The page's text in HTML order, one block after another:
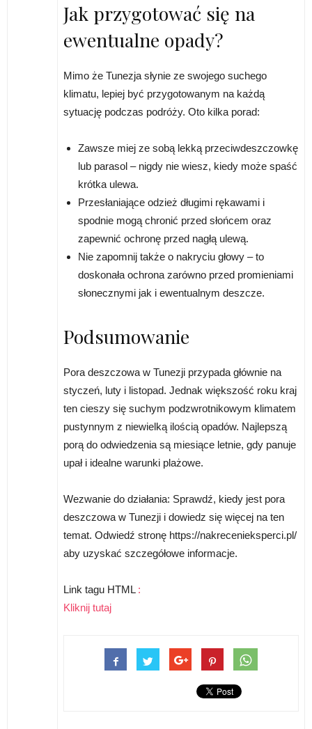
Jak przygotować się na
ewentualne opady?
Mimo że Tunezja słynie ze swojego suchego
klimatu, lepiej być przygotowanym na każdą
sytuację podczas podróży. Oto kilka porad:
Zawsze miej ze sobą lekką przeciwdeszczowkę
lub parasol – nigdy nie wiesz, kiedy może spaść
krótka ulewa.
Przesłaniające odzież długimi rękawami i
spodnie mogą chronić przed słońcem oraz
zapewnić ochronę przed nagłą ulewą.
Nie zapomnij także o nakryciu głowy – to
doskonała ochrona zarówno przed promieniami
słonecznymi jak i ewentualnym deszcze.
Podsumowanie
Pora deszczowa w Tunezji przypada głównie na
styczeń, luty i listopad. Jednak większość roku kraj
ten cieszy się suchym podzwrotnikowym klimatem
pustynnym z niewielką ilością opadów. Najlepszą
porą do odwiedzenia są miesiące letnie, gdy panuje
upał i idealne warunki plażowe.
Wezwanie do działania: Sprawdź, kiedy jest pora
deszczowa w Tunezji i dowiedz się więcej na ten
temat. Odwiedź stronę https://nakrecenieksperci.pl/
aby uzyskać szczegółowe informacje.
Link tagu HTML :
Kliknij tutaj